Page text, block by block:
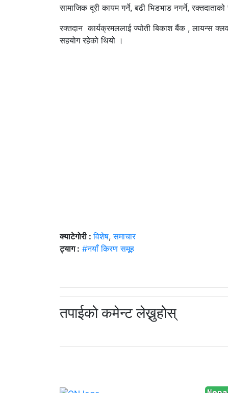
सामाजिक दूरी कायम गर्ने, बढी भिडभाड नगर्ने,
रक्तदान कार्यक्रमललाई ज्योती बिकाश बैंक , लायन्स
सहयोग रहेको थियो ।
क्याटेगोरी :विशेष,समाचार
ट्याग : #नयाँ किरण समूह
तपाईको कमेन्ट लेख्नुहोस्